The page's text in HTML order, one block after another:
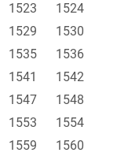
1523
1524
1529
1530
1535
1536
1541
1542
1547
1548
1553
1554
1559
1560